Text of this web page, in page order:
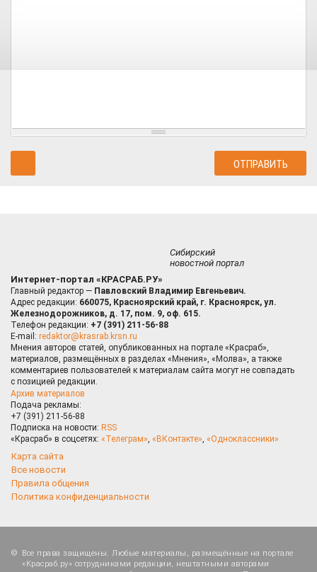
Сибирский
новостной портал
Интернет-портал «КРАСРАБ.РУ»
Главный редактор — Павловский Владимир Евгеньевич.
Адрес редакции: 660075, Красноярский край, г. Красноярск, ул.
Железнодорожников, д. 17, пом. 9, оф. 615.
Телефон редакции: +7 (391) 211-56-88
E-mail: redaktor@krasrab.krsn.ru
Мнения авторов статей, опубликованных на портале «Красраб»,
материалов, размещённых в разделах «Мнения», «Молва», а также
комментариев пользователей к материалам сайта могут не совпадать
с позицией редакции.
Архив материалов
Подача рекламы:
+7 (391) 211-56-88
Подписка на новости: RSS
«Красраб» в соцсетях: «Телеграм», «ВКонтакте», «Одноклассники»
Карта сайта
Все новости
Правила общения
Политика конфиденциальности
Все права защищены. Любые материалы, размещённые на портале
«Красраб.ру» сотрудниками редакции, нештатными авторами